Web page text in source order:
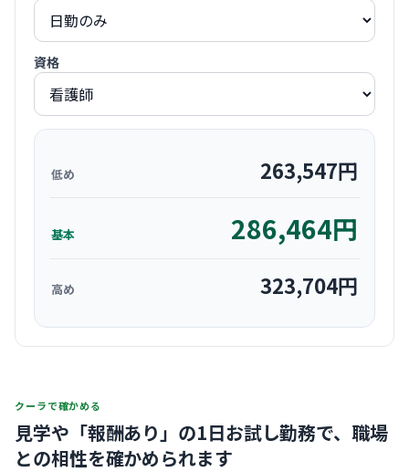
資格
低め 263,547円
基本 286,464円
高め 323,704円
クーラで確かめる
見学や「報酬あり」の1日お試し勤務で、 職場
との相性を確かめられます